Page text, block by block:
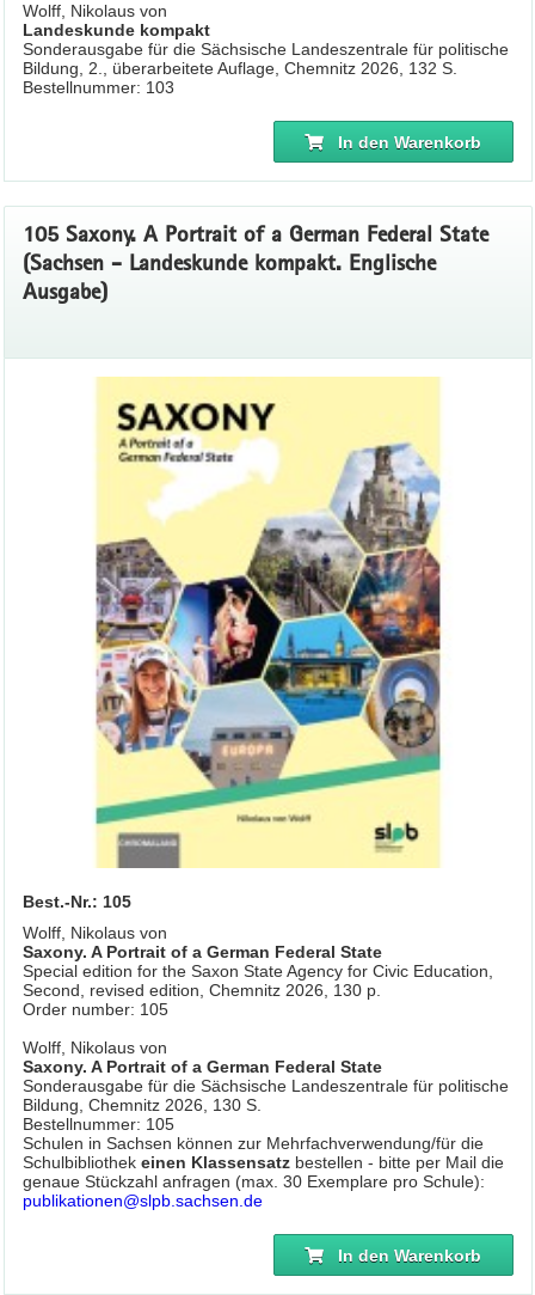
Wolff, Nikolaus von
Landeskunde kompakt
Sonderausgabe für die Sächsische Landeszentrale für politische
Bildung, 2., überarbeitete Auflage, Chemnitz 2026, 132 S.
Bestellnummer: 103
In den Warenkorb
105 Saxony. A Portrait of a German Federal State
(Sachsen - Landeskunde kompakt. Englische
Ausgabe)
Best.-Nr.: 105
Wolff, Nikolaus von
Saxony. A Portrait of a German Federal State
Special edition for the Saxon State Agency for Civic Education,
Second, revised edition, Chemnitz 2026, 130 p.
Order number: 105
Wolff, Nikolaus von
Saxony. A Portrait of a German Federal State
Sonderausgabe für die Sächsische Landeszentrale für politische
Bildung, Chemnitz 2026, 130 S.
Bestellnummer: 105
Schulen in Sachsen können zur Mehrfachverwendung/für die
Schulbibliothek einen Klassensatzbestellen - bitte per Mail die
genaue Stückzahl anfragen (max. 30 Exemplare pro Schule):
publikationen@slpb.sachsen.de
In den Warenkorb